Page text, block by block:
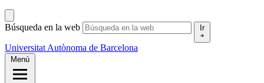
Búsqueda en la web Ir
Universitat Autònoma de Barcelona
Menú